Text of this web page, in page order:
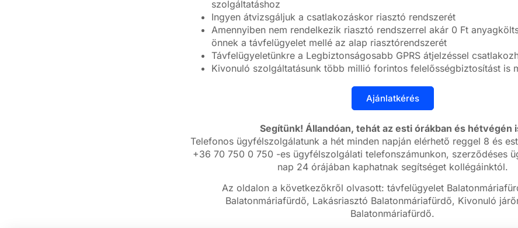
szolgáltatáshoz
Ingyen átvizsgáljuk a csatlakozáskor riasztó rendszerét
Amennyiben nem rendelkezik riasztó rendszerrel akár 0 Ft
önnek a távfelügyelet mellé az alap riasztórendszerét
Távfelügyeletünkre a Legbiztonságosabb GPRS átjelzéssel
Kivonuló szolgáltatásunk több millió forintos felelősségbiztosítást is
Segítünk! Állandóan, tehát az esti órákban és hétvégén
Telefonos ügyfélszolgálatunk a hét minden napján elérhető reggel 8 és
+36 70 750 0 750 -es ügyfélszolgálati telefonszámunkon, szerződéses
nap 24 órájában kaphatnak segítséget kollégáinktól.
Az oldalon a következőkről olvasott: távfelügyelet
Balatonmáriafürdő, Lakásriasztó Balatonmáriafürdő, Kivonuló
Balatonmáriafürdő.